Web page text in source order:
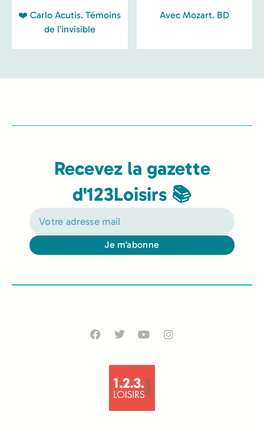
❤️ Carlo Acutis. Témoins
de l’invisible
Avec Mozart. BD
Recevez la gazette
d'123Loisirs 📚
Je m'abonne